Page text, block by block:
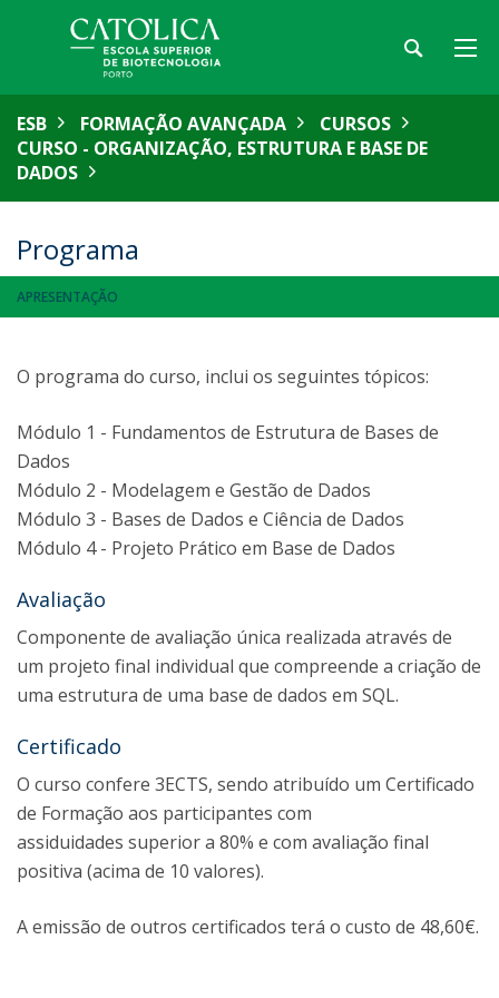
ESB FORMAÇÃO AVANÇADA
CURSOS
CURSO - ORGANIZAÇÃO, ESTRUTURA E BASE DE
DADOS
Programa
APRESENTAÇÃO
O programa do curso, inclui os seguintes tópicos:
Módulo 1 - Fundamentos de Estrutura de Bases de
Dados
Módulo 2 - Modelagem e Gestão de Dados
Módulo 3 - Bases de Dados e Ciência de Dados
Módulo 4 - Projeto Prático em Base de Dados
Avaliação
Componente de avaliação única realizada através de
um projeto final individual que compreende a criação de
uma estrutura de uma base de dados em SQL.
Certificado
O curso confere 3ECTS, sendo atribuído um Certificado
de Formação aos participantes com
assiduidades superior a 80% e com avaliação final
positiva (acima de 10 valores).
A emissão de outros certificados terá o custo de 48,60€.